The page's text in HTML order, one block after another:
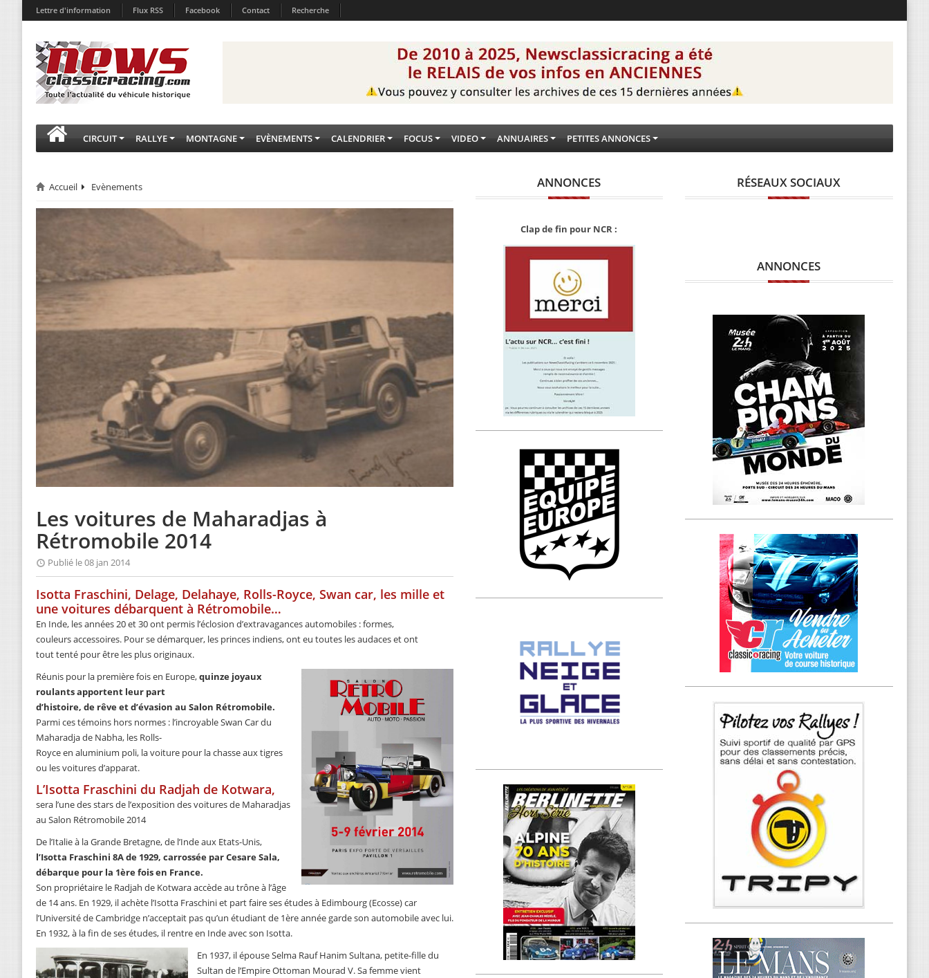
Lettre d'information Flux RSS Facebook Contact Recherche
CIRCUIT RALLYE MONTAGNE EVÈNEMENTS CALENDRIER FOCUS VIDEO ANNUAIRES PETITES ANNONCES
Accueil Evènements
Les voitures de Maharadjas à
Rétromobile 2014
Publié le 08 jan 2014
Isotta Fraschini, Delage, Delahaye, Rolls-Royce, Swan car, les mille et
une voitures débarquent à Rétromobile…
En Inde, les années 20 et 30 ont permis l’éclosion d’extravagances automobiles : formes,
couleurs accessoires. Pour se démarquer, les princes indiens, ont eu toutes les audaces et ont
tout tenté pour être les plus originaux.
Réunis pour la première fois en Europe,quinze joyaux
roulants apportent leur part
d’histoire, de rêve et d’évasion au Salon Rétromobile.
Parmi ces témoins hors normes : l’incroyable Swan Car du
Maharadja de Nabha, les Rolls-
Royce en aluminium poli, la voiture pour la chasse aux tigres
ou les voitures d’apparat.
L’Isotta Fraschini du Radjah de Kotwara,
sera l’une des stars de l’exposition des voitures de Maharadjas
au Salon Rétromobile 2014
De l’Italie à la Grande Bretagne, de l’Inde aux Etats-Unis,
l’Isotta Fraschini 8A de 1929, carrossée par Cesare Sala,
débarque pour la 1ère fois en France.
Son propriétaire le Radjah de Kotwara accède au trône à l’âge
de 14 ans. En 1929, il achète l’Isotta Fraschini et part faire ses études à Edimbourg (Ecosse) car
l’Université de Cambridge n’acceptait pas qu’un étudiant de 1ère année garde son automobile avec lui.
En 1932, à la fin de ses études, il rentre en Inde avec son Isotta.
En 1937, il épouse Selma Rauf Hanim Sultana, petite-fille du
Sultan de l’Empire Ottoman Mourad V. Sa femme vient
ANNONCES
Clap de fin pour NCR :
RÉSEAUX SOCIAUX
ANNONCES